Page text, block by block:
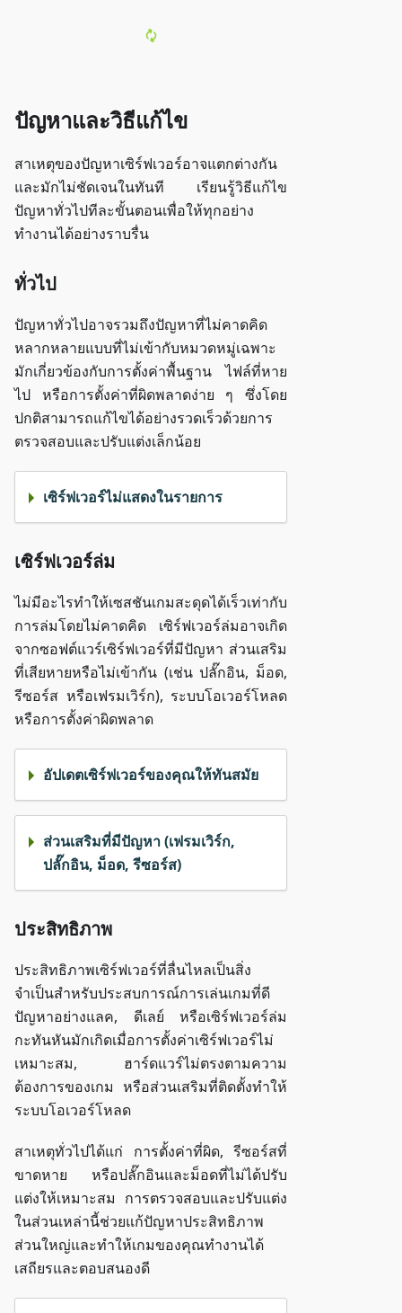
ปัญหาและวิธีแก้ไข
สาเหตุของปัญหาเซิร์ฟเวอร์อาจแตกต่างกัน
และมักไม่ชัดเจนในทันที เรียนรู้วิธีแก้ไข
ปัญหาทั่วไปทีละขั้นตอนเพื่อให้ทุกอย่าง
ทำงานได้อย่างราบรื่น
ทั่วไป
ปัญหาทั่วไปอาจรวมถึงปัญหาที่ไม่คาดคิด
หลากหลายแบบที่ไม่เข้ากับหมวดหมู่เฉพาะ
มักเกี่ยวข้องกับการตั้งค่าพื้นฐาน ไฟล์ที่หาย
ไป หรือการตั้งค่าที่ผิดพลาดง่าย ๆ ซึ่งโดย
ปกติสามารถแก้ไขได้อย่างรวดเร็วด้วยการ
ตรวจสอบและปรับแต่งเล็กน้อย
เซิร์ฟเวอร์ไม่แสดงในรายการ
เซิร์ฟเวอร์ล่ม
ไม่มีอะไรทำให้เซสชันเกมสะดุดได้เร็วเท่ากับ
การล่มโดยไม่คาดคิด เซิร์ฟเวอร์ล่มอาจเกิด
จากซอฟต์แวร์เซิร์ฟเวอร์ที่มีปัญหา ส่วนเสริม
ที่เสียหายหรือไม่เข้ากัน (เช่น ปลั๊กอิน, ม็อด,
รีซอร์ส หรือเฟรมเวิร์ก), ระบบโอเวอร์โหลด
หรือการตั้งค่าผิดพลาด
อัปเดตเซิร์ฟเวอร์ของคุณให้ทันสมัย
ส่วนเสริมที่มีปัญหา (เฟรมเวิร์ก,
ปลั๊กอิน, ม็อด, รีซอร์ส)
ประสิทธิภาพ
ประสิทธิภาพเซิร์ฟเวอร์ที่ลื่นไหลเป็นสิ่ง
จำเป็นสำหรับประสบการณ์การเล่นเกมที่ดี
ปัญหาอย่างแลค, ดีเลย์ หรือเซิร์ฟเวอร์ล่ม
กะทันหันมักเกิดเมื่อการตั้งค่าเซิร์ฟเวอร์ไม่
เหมาะสม, ฮาร์ดแวร์ไม่ตรงตามความ
ต้องการของเกม หรือส่วนเสริมที่ติดตั้งทำให้
ระบบโอเวอร์โหลด
สาเหตุทั่วไปได้แก่ การตั้งค่าที่ผิด, รีซอร์สที่
ขาดหาย หรือปลั๊กอินและม็อดที่ไม่ได้ปรับ
แต่งให้เหมาะสม การตรวจสอบและปรับแต่ง
ในส่วนเหล่านี้ช่วยแก้ปัญหาประสิทธิภาพ
ส่วนใหญ่และทำให้เกมของคุณทำงานได้
เสถียรและตอบสนองดี